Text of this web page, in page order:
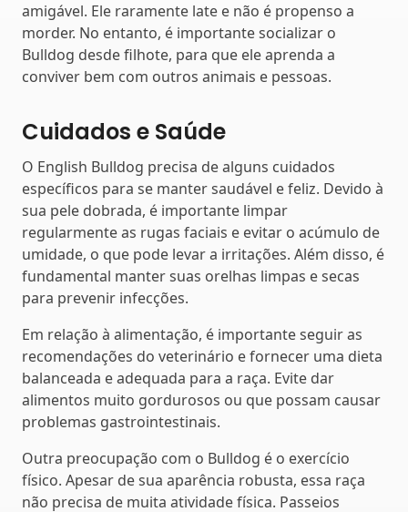
amigável. Ele raramente late e não é propenso a
morder. No entanto, é importante socializar o
Bulldog desde filhote, para que ele aprenda a
conviver bem com outros animais e pessoas.
Cuidados e Saúde
O English Bulldog precisa de alguns cuidados
específicos para se manter saudável e feliz. Devido à
sua pele dobrada, é importante limpar
regularmente as rugas faciais e evitar o acúmulo de
umidade, o que pode levar a irritações. Além disso, é
fundamental manter suas orelhas limpas e secas
para prevenir infecções.
Em relação à alimentação, é importante seguir as
recomendações do veterinário e fornecer uma dieta
balanceada e adequada para a raça. Evite dar
alimentos muito gordurosos ou que possam causar
problemas gastrointestinais.
Outra preocupação com o Bulldog é o exercício
físico. Apesar de sua aparência robusta, essa raça
não precisa de muita atividade física. Passeios